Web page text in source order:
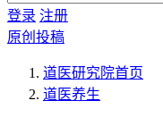
登录 注册
原创投稿
道医研究院首页
道医养生